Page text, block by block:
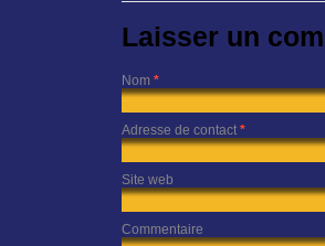
Laisser un
Nom *
Adresse de contact *
Site web
Commentaire